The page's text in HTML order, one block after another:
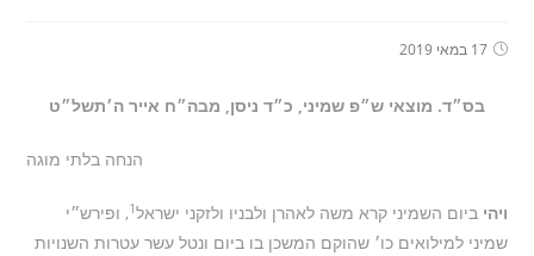
17 במאי 2019
בס״ד. מוצאי ש״פ שמיני, כ״ד ניסן, מבה״ח אייר ה׳תשל״ט
הנחה בלתי מוגה
ויהיביום השמיני קרא משה לאהרן ולבניו ולזקני ישראל1, ופירש״י
שמיני למילואים כו׳ שהוקם המשכן בו ביום ונטל עשר עטרות השנויות